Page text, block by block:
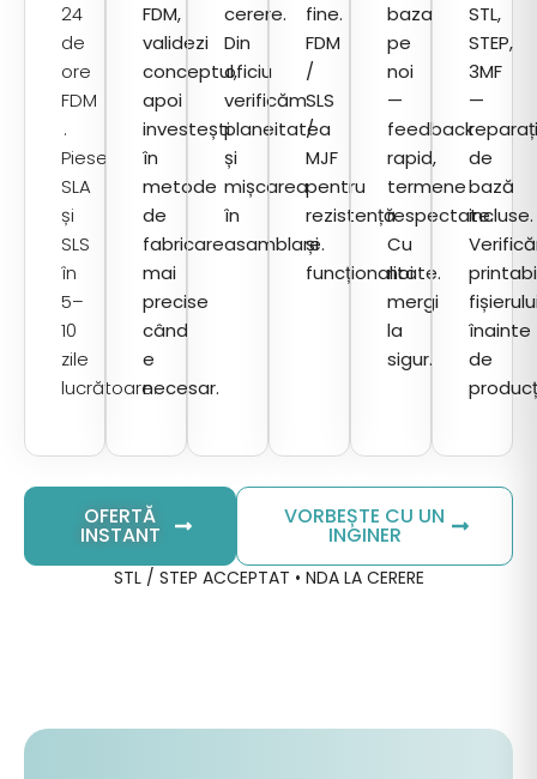
24
de
ore
FDM
.
Piese
SLA
și
SLS
în
5–
10
zile
lucrătoare.
FDM,
validezi
conceptul,
apoi
investești
în
metode
de
fabricare
mai
precise
când
e
necesar.
cerere.
Din
oficiu
verificăm
planeitatea
și
mișcarea
în
asamblare.
fine.
FDM
/
SLS
/
MJF
pentru
rezistență
și
funcționalitate.
baza
pe
noi
—
feedback
rapid,
termene
respectate.
Cu
noi
mergi
la
sigur.
STL,
STEP,
3MF
—
de
bază
incluse.
înainte
de
OFERTĂ
INSTANT
VORBEȘTE CU UN
INGINER
STL / STEP ACCEPTAT • NDA LA CERERE